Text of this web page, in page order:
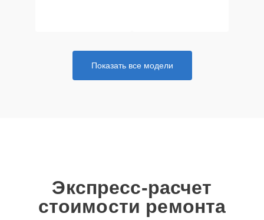
Показать все модели
Экспресс-расчет
стоимости ремонта